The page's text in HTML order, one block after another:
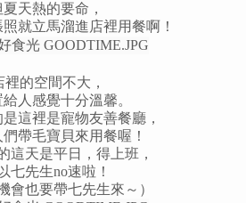
夏天熱的要命，
就立馬溜進店裡用餐啊！
裡的空間不大，
人感覺十分溫馨。
這裡是寵物友善餐廳，
帶毛寶貝來用餐喔！
這天是平日，得上班，
七先生no速啦！
會也要帶七先生來～）